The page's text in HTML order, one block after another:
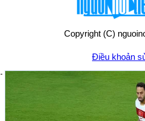
Copyright (C)
Điều khoản
Chính sách